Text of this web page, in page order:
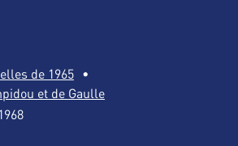
de 1965
et de Gaulle
1968